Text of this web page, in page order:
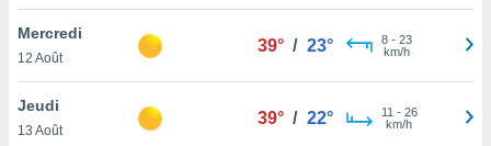
ainsi
un
la
du
Mercredi
12 Août
39° / 23° 8- 23
km/h
Jeudi
13 Août
39° / 22° 11 - 26
km/h